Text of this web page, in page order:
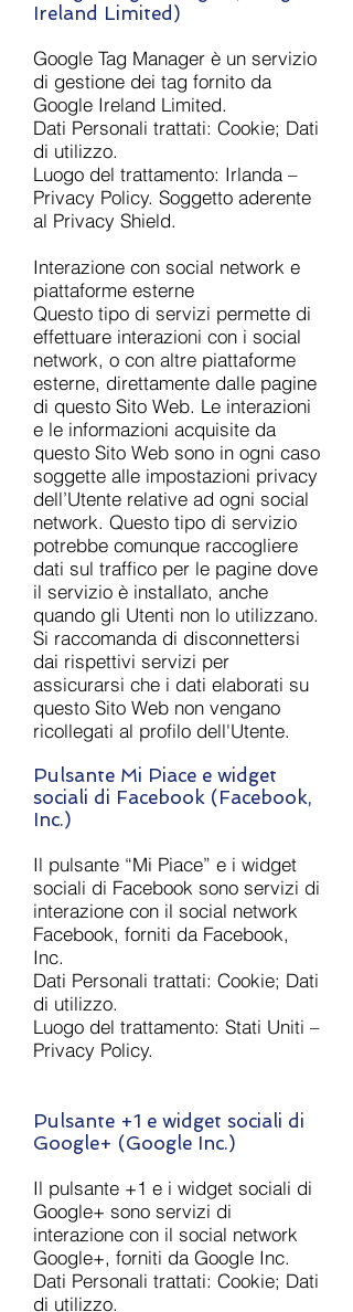
Ireland Limited)
Google Tag Manager è un servizio
di gestione dei tag fornito da
Google Ireland Limited.
Dati Personali trattati: Cookie; Dati
di utilizzo.
Luogo del trattamento: Irlanda –
Privacy Policy. Soggetto aderente
al Privacy Shield.
Interazione con social network e
piattaforme esterne
Questo tipo di servizi permette di
effettuare interazioni con i social
network, o con altre piattaforme
esterne, direttamente dalle pagine
di questo Sito Web. Le interazioni
e le informazioni acquisite da
questo Sito Web sono in ogni caso
soggette alle impostazioni privacy
dell’Utente relative ad ogni social
network. Questo tipo di servizio
potrebbe comunque raccogliere
dati sul traffico per le pagine dove
il servizio è installato, anche
quando gli Utenti non lo utilizzano.
Si raccomanda di disconnettersi
dai rispettivi servizi per
assicurarsi che i dati elaborati su
questo Sito Web non vengano
ricollegati al profilo dell'Utente.
Pulsante Mi Piace e widget
sociali di Facebook (Facebook,
Inc.)
Il pulsante “Mi Piace” e i widget
sociali di Facebook sono servizi di
interazione con il social network
Facebook, forniti da Facebook,
Inc.
Dati Personali trattati: Cookie; Dati
di utilizzo.
Luogo del trattamento: Stati Uniti –
Privacy Policy.
Pulsante +1 e widget sociali di
Google+ (Google Inc.)
Il pulsante +1 e i widget sociali di
Google+ sono servizi di
interazione con il social network
Google+, forniti da Google Inc.
Dati Personali trattati: Cookie; Dati
di utilizzo.